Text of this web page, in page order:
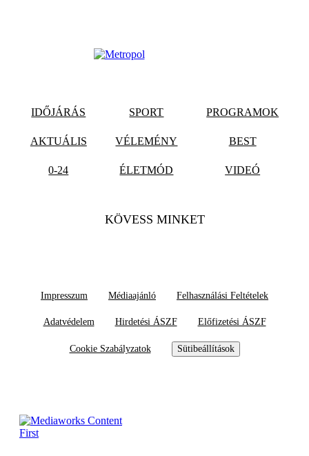
IDŐJÁRÁS SPORT PROGRAMOK
AKTUÁLIS VÉLEMÉNY BEST
0-24 ÉLETMÓD VIDEÓ
KÖVESS MINKET
Impresszum Médiaajánló Felhasználási Feltételek
Adatvédelem Hirdetési ÁSZF Előfizetési ÁSZF
Cookie Szabályzatok Sütibeállítások